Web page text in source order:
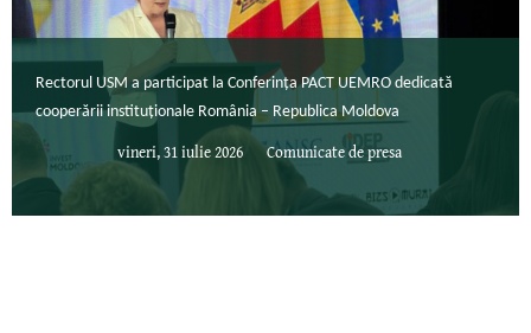
Rectorul USM a participat la Conferința PACT UEMRO dedicată
cooperării instituționale România – Republica Moldova
vineri, 31 iulie 2026 Comunicate de presa